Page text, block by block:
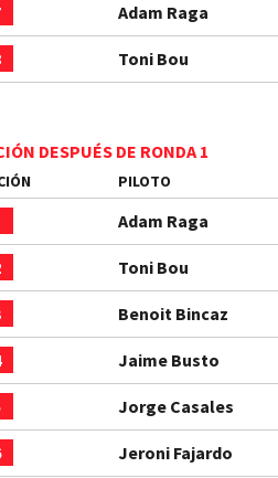
Adam Raga
Toni Bou
DESPUÉS DE RONDA 1
PILOTO
Adam Raga
Toni Bou
Benoit Bincaz
Jaime Busto
Jorge Casales
Jeroni Fajardo